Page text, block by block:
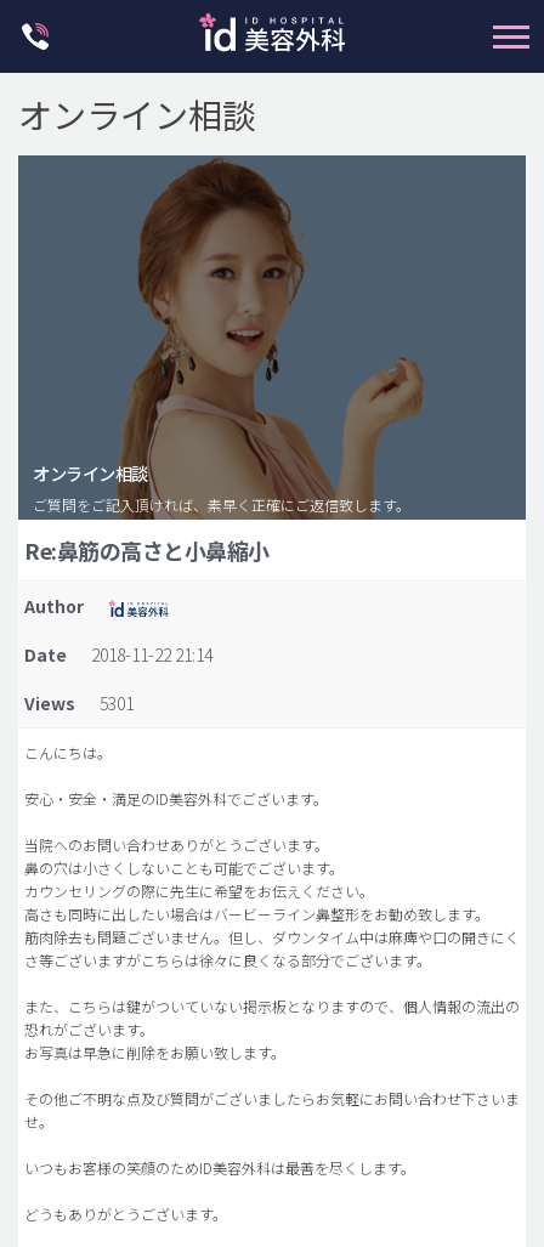
脂肪注入(アンチエイジング)
豊胸手術・バストアップ
プチ整形
idリアルストーリー
idニュース
病院紹介
安全整形
料金一覧
ご相談のお問い合わせ
オンライン相談
オンライン相談
ご質問をご記入頂ければ、素早く正確にご返信致します。
Re:鼻筋の高さと小鼻縮小
Author
Date
2018-11-22 21:14
Views
5301
こんにちは。
安心・安全・満足のID美容外科でございます。
当院へのお問い合わせありがとうございます。
鼻の穴は小さくしないことも可能でございます。
カウンセリングの際に先生に希望をお伝えください。
高さも同時に出したい場合はバービーライン鼻整形をお勧め致します。
筋肉除去も問題ございません。但し、ダウンタイム中は麻痺や口の開きにく
さ等ございますがこちらは徐々に良くなる部分でございます。
また、こちらは鍵がついていない掲示板となりますので、個人情報の流出の
恐れがございます。
お写真は早急に削除をお願い致します。
その他ご不明な点及び質問がございましたらお気軽にお問い合わせ下さいま
せ。
いつもお客様の笑顔のためID美容外科は最善を尽くします。
どうもありがとうございます。